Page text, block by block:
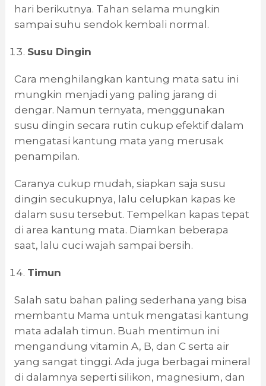
hari berikutnya. Tahan selama mungkin
sampai suhu sendok kembali normal.
Susu Dingin
Cara menghilangkan kantung mata satu ini
mungkin menjadi yang paling jarang di
dengar. Namun ternyata, menggunakan
susu dingin secara rutin cukup efektif dalam
mengatasi kantung mata yang merusak
penampilan.
Caranya cukup mudah, siapkan saja susu
dingin secukupnya, lalu celupkan kapas ke
dalam susu tersebut. Tempelkan kapas tepat
di area kantung mata. Diamkan beberapa
saat, lalu cuci wajah sampai bersih.
Timun
Salah satu bahan paling sederhana yang bisa
membantu Mama untuk mengatasi kantung
mata adalah timun. Buah mentimun ini
mengandung vitamin A, B, dan C serta air
yang sangat tinggi. Ada juga berbagai mineral
di dalamnya seperti silikon, magnesium, dan